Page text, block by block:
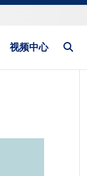
视频中心